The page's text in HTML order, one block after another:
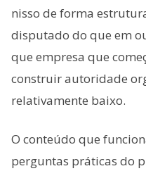
nisso de forma
disputado do que em
que empresa que
construir autoridade
relativamente baixo.
O conteúdo que
perguntas práticas do